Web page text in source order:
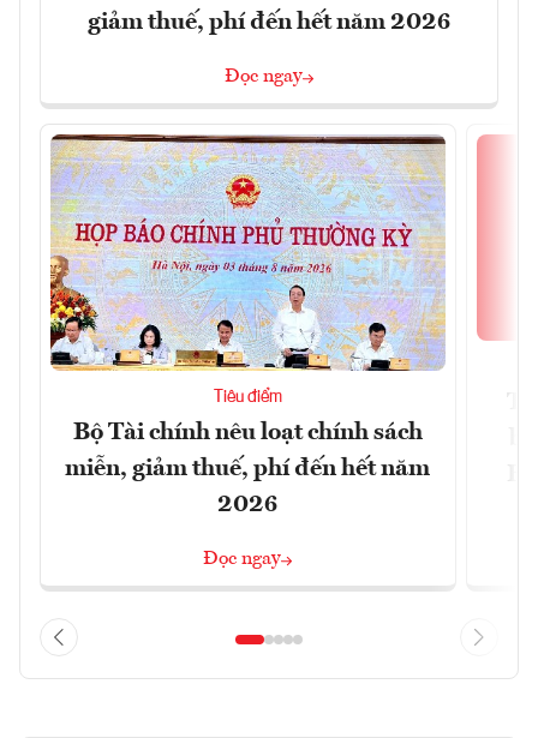
giảm thuế, phí đến hết năm 2026
Đọc ngay
Tiêu điểm
Bộ Tài chính nêu loạt chính sách
miễn, giảm thuế, phí đến hết năm
2026
Đọc ngay